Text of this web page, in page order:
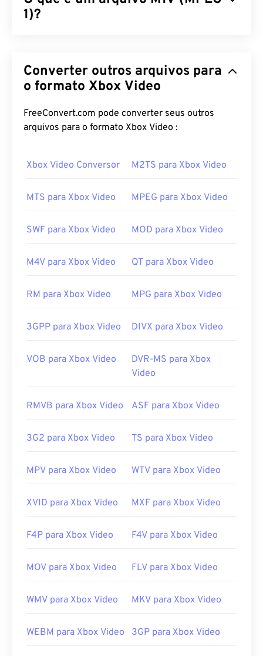
1)?
antigo que se baseia em compressãocom perdase
foi projetado para comprimir arquivos de vídeo
compressão com perdas, o M1V é o mais
amplamente compatível com reprodutores,
Como abrir um arquivo M1V?
Ao abrir um arquivo M1V, é melhor usaro VLC
incluindo Windows, Mac OS X, Linux e Unix.
Se houver problemas para abrir um arquivo M1V,
tente o seguinte. Verifique se o software do player
e procurando por atualizações para arquivos de
aplicativo correto esteja associado ao arquivo
verifique se o arquivo não está infectado com
malware, verificando-o como VirusTotal
Lançamento inicial:1992
https://www.iso.org/standard/22412.html
Converter outros arquivos para
o formato Xbox Video
FreeConvert.com pode converter seus outros
arquivos para o formato Xbox Video :
Xbox Video Conversor M2TS para Xbox Video
MTS para Xbox Video MPEG para Xbox Video
SWF para Xbox Video MOD para Xbox Video
M4V para Xbox Video QT para Xbox Video
RM para Xbox Video MPG para Xbox Video
3GPP para Xbox Video DIVX para Xbox Video
VOB para Xbox Video
DVR-MS para Xbox
Video
RMVB para Xbox Video ASF para Xbox Video
3G2 para Xbox Video TS para Xbox Video
MPV para Xbox Video WTV para Xbox Video
XVID para Xbox Video MXF para Xbox Video
F4P para Xbox Video F4V para Xbox Video
MOV para Xbox Video FLV para Xbox Video
WMV para Xbox Video MKV para Xbox Video
WEBM para Xbox Video 3GP para Xbox Video